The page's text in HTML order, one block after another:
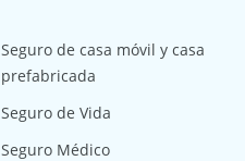
Seguro de casa móvil y casa
prefabricada
Seguro de Vida
Seguro Médico